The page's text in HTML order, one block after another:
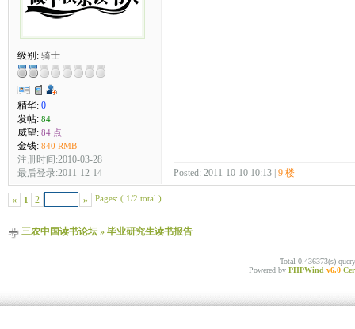
级别: 骑士
精华: 0
发帖: 84
威望: 84 点
金钱: 840 RMB
注册时间:2010-03-28
最后登录:2011-12-14
Posted: 2011-10-10 10:13 | 9 楼
« 1 2 » Pages: ( 1/2 total )
三农中国读书论坛» 毕业研究生读书报告
Total 0.436373(s)
Powered by PHPWind v6.0